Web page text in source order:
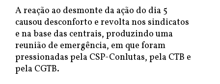
A reação ao desmonte da ação do dia 5
causou desconforto e revolta nos sindicatos
e na base das centrais, produzindo uma
reunião de emergência, em que foram
pressionadas pela CSP-Conlutas, pela CTB e
pela CGTB.